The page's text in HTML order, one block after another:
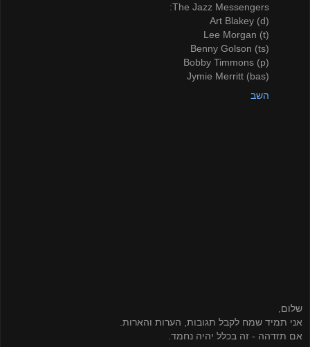
The Jazz Messengers:
Art Blakey (d)
Lee Morgan (t)
Benny Golson (ts)
Bobby Timmons (p)
Jymie Merritt (bas)
השב
שלום,
אני תמיד שמח לקבל תגובות, הערות והארות.
אם תזדהה - זה בכלל יהיה נחמד.